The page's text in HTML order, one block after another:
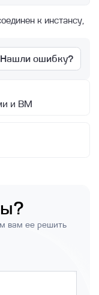
и
к инстансу,
Нашли ошибку?
и ВМ
вам ее решить